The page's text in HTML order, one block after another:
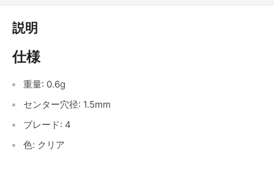
説明
仕様
重量: 0.6g
センター穴径: 1.5mm
ブレード: 4
色: クリア